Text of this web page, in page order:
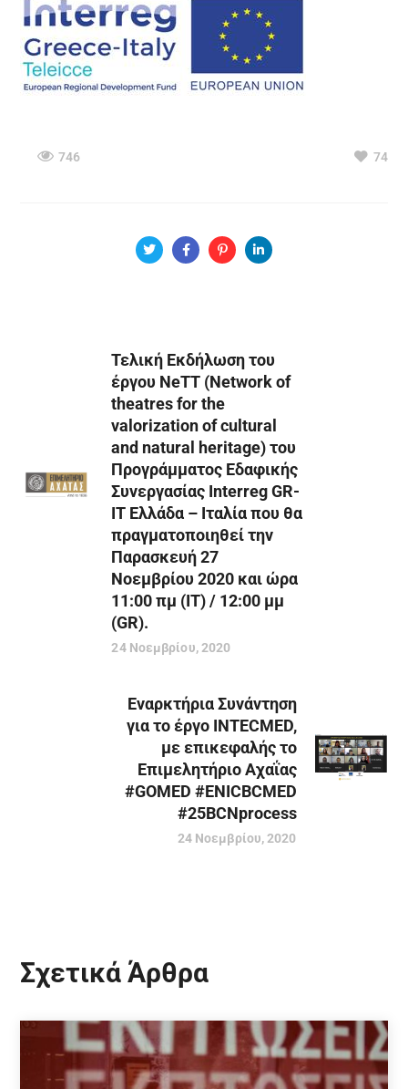
746 74
Τελική Εκδήλωση του
έργου NeTT (Network of
theatres for the
valorization of cultural
and natural heritage) του
Προγράμματος Εδαφικής
Συνεργασίας Interreg GR-
IT Ελλάδα – Ιταλία που θα
πραγματοποιηθεί την
Παρασκευή 27
Νοεμβρίου 2020 και ώρα
11:00 πμ (ΙΤ) / 12:00 μμ
(GR).
24 Νοεμβρίου, 2020
Eναρκτήρια Συνάντηση
για το έργο INTECMED,
με επικεφαλής το
Επιμελητήριο Αχαΐας
#GOMED #ENICBCMED
#25BCNprocess
24 Νοεμβρίου, 2020
Σχετικά Άρθρα